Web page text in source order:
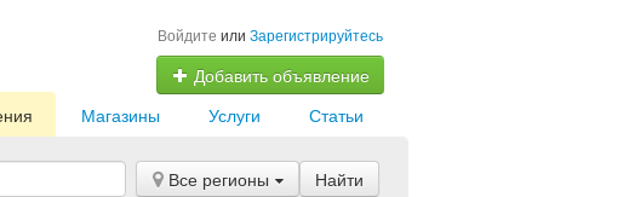
Войдите или Зарегистрируйтесь
Добавить объявление
Статьи
Услуги
Магазины
Все регионы Найти